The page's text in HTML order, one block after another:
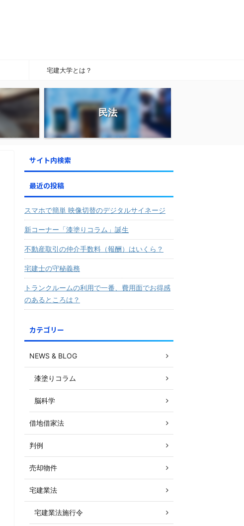
宅建大学とは？
民法
サイト内検索
最近の投稿
スマホで簡単 映像切替のデジタルサイネージ
新コーナー「漆塗りコラム」誕生
不動産取引の仲介手数料（報酬）はいくら？
宅建士の守秘義務
トランクルームの利用で一番、費用面でお得感
のあるところは？
カテゴリー
NEWS & BLOG
漆塗りコラム
脳科学
借地借家法
判例
売却物件
宅建業法
宅建業法施行令